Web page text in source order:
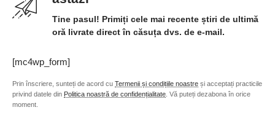
Tine pasul! Primiți cele mai recente știri de ultimă
oră livrate direct în căsuța dvs. de e-mail.
[mc4wp_form]
Prin înscriere, sunteți de acord cu Termenii și condițiile noastre și acceptați practicile
privind datele din Politica noastră de confidențialitate . Vă puteți dezabona în orice
moment.